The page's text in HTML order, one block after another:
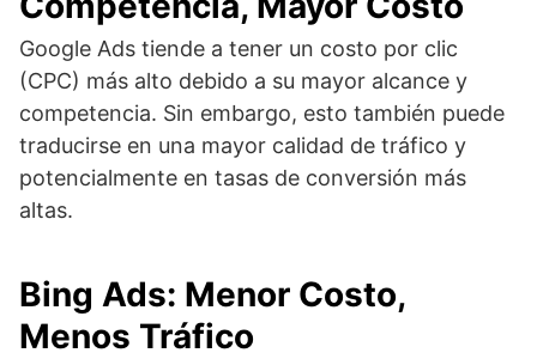
Google Ads tiende a tener un costo por clic
(CPC) más alto debido a su mayor alcance y
competencia. Sin embargo, esto también puede
traducirse en una mayor calidad de tráfico y
potencialmente en tasas de conversión más
altas.
Bing Ads: Menor Costo,
Menos Tráfico